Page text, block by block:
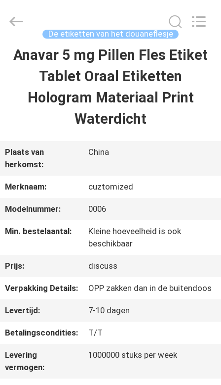
HUIS
PRODUCTEN
ONS
FABRIEKSREIS
NIEUWS
GEVALLEN
(Xiamen)
De etiketten van het douaneflesje
Anavar 5 mg Pillen Fles Etiket
Tablet Oraal Etiketten
Hologram Materiaal Print
Waterdicht
Plaats van
herkomst:
China
Merknaam: cuztomized
Modelnummer: 0006
Min. bestelaantal:
Kleine hoeveelheid is ook
beschikbaar
Prijs: discuss
Verpakking Details: OPP zakken dan in de buitendoos
Levertijd: 7-10 dagen
Betalingscondities: T/T
Levering
vermogen:
1000000 stuks per week